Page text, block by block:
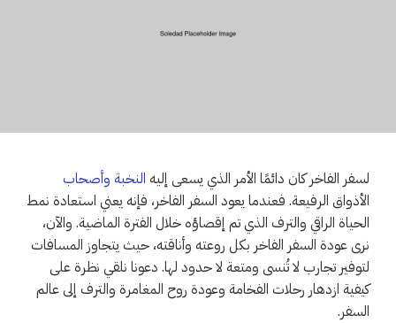
لسفر الفاخر كان دائمًا الأمر الذي يسعى إليه النخبة وأصحاب
الأذواق الرفيعة. فعندما يعود السفر الفاخر، فإنه يعني استعادة نمط
الحياة الراقي والترف الذي تم إقصاؤه خلال الفترة الماضية. والآن،
نرى عودة السفر الفاخر بكل روعته وأناقته، حيث يتجاوز المسافات
لتوفير تجارب لا تُنسى ومتعة لا حدود لها. دعونا نلقي نظرة على
كيفية ازدهار رحلات الفخامة وعودة روح المغامرة والترف إلى عالم
السفر.